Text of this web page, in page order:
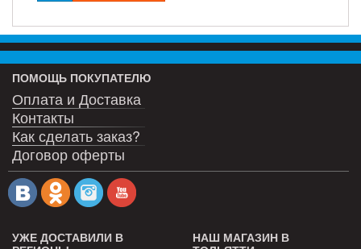
ПОМОЩЬ ПОКУПАТЕЛЮ
Оплата и Доставка
Контакты
Как сделать заказ?
Договор оферты
УЖЕ ДОСТАВИЛИ В
НАШ МАГАЗИН В